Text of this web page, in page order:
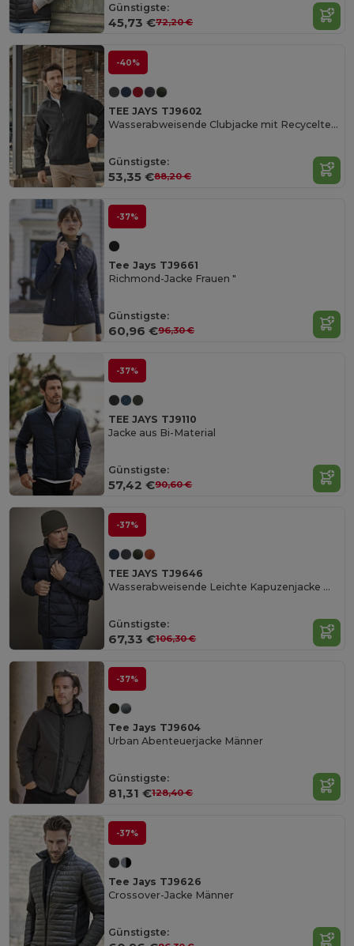
Günstigste:
45,73 €72,20 €
-40%
TEE JAYS TJ9602
Wasserabweisende Clubjacke mit Recyceltem Polyester
Günstigste:
53,35 €88,20 €
-37%
Tee Jays TJ9661
Richmond-Jacke Frauen "
Günstigste:
60,96 €96,30 €
-37%
TEE JAYS TJ9110
Jacke aus Bi-Material
Günstigste:
57,42 €90,60 €
-37%
TEE JAYS TJ9646
Wasserabweisende Leichte Kapuzenjacke mit Taschen
Günstigste:
67,33 €106,30 €
-37%
Tee Jays TJ9604
Urban Abenteuerjacke Männer
Günstigste:
81,31 €128,40 €
-37%
Tee Jays TJ9626
Crossover-Jacke Männer
Günstigste: